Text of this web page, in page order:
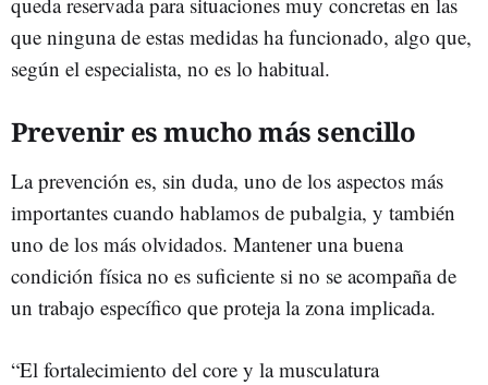
que ninguna de estas medidas ha funcionado, algo que,
según el especialista, no es lo habitual.
Prevenir es mucho más sencillo
La prevención es, sin duda, uno de los aspectos más
importantes cuando hablamos de pubalgia, y también
uno de los más olvidados. Mantener una buena
condición física no es suficiente si no se acompaña de
un trabajo específico que proteja la zona implicada.
“El fortalecimiento del core y la musculatura